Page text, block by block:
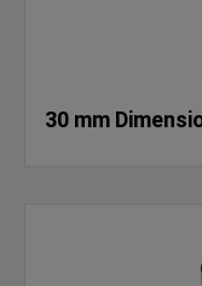
30 mm